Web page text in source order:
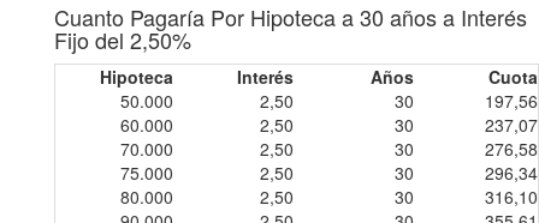
Cuanto Pagaría Por Hipoteca a 30 años a Interés
Fijo del 2,50%
Hipoteca Interés Años
Cuota
50.000
2,50 30
197,56
60.000
2,50 30
237,07
70.000
2,50 30
276,58
75.000
2,50 30
296,34
80.000
2,50 30
316,10